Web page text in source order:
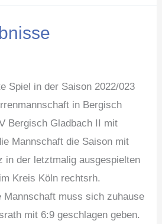
Spiel in der Saison 2022/023
in Bergisch
Bergisch Gladbach II mit
Mannschaft die Saison mit
in der letztmalig ausgespielten
Kreis Köln rechtsrh.
Mannschaft muss sich zuhause
mit 6:9 geschlagen geben.